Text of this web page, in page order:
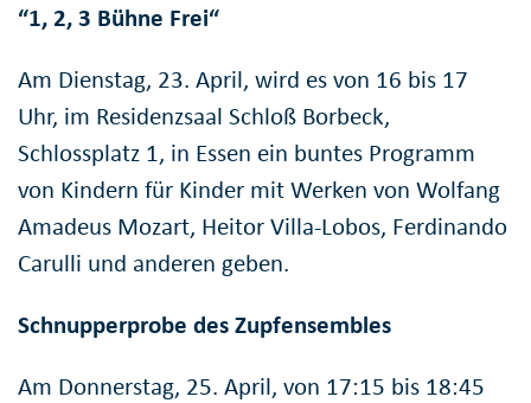
“1, 2, 3 Bühne Frei“
Am Dienstag, 23. April, wird es von 16 bis 17
Uhr, im Residenzsaal Schloß Borbeck,
Schlossplatz 1, in Essen ein buntes Programm
von Kindern für Kinder mit Werken von Wolfang
Amadeus Mozart, Heitor Villa-Lobos, Ferdinando
Carulli und anderen geben.
Schnupperprobe des Zupfensembles
Am Donnerstag, 25. April, von 17:15 bis 18:45